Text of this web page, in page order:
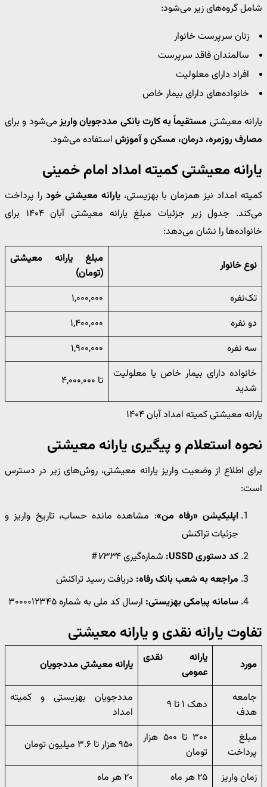
شامل گروه‌های زیر می‌شود:
زنان سرپرست خانوار
سالمندان فاقد سرپرست
افراد دارای معلولیت
خانواده‌های دارای بیمار خاص
یارانه معیشتی مستقیماً به کارت بانکی مددجویان واریزمی‌شود و برای
مصارف روزمره، درمان، مسکن و آموزش استفاده می‌شود.
یارانه معیشتی کمیته امداد امام خمینی
کمیته امداد نیز همزمان با بهزیستی،یارانه معیشتی خود را پرداخت
می‌کند. جدول زیر جزئیات مبلغ یارانه معیشتی آبان ۱۴۰۴ برای
خانواده‌ها را نشان می‌دهد:
نوع خانوار
مبلغ یارانه معیشتی
(تومان)
تک‌نفره
۱,۰۰۰,۰۰۰
دو نفره
۱,۴۰۰,۰۰۰
سه نفره
۱,۹۰۰,۰۰۰
خانواده دارای بیمار خاص یا معلولیت
شدید
تا ۴,۰۰۰,۰۰۰
یارانه معیشتی کمیته امداد آبان ۱۴۰۴
نحوه استعلام و پیگیری یارانه معیشتی
برای اطلاع از وضعیت واریز یارانه معیشتی، روش‌های زیر در دسترس
است:
اپلیکیشن «رفاه من»: مشاهده مانده حساب، تاریخ واریز و
جزئیات تراکنش
کد دستوری USSD:
شماره‌گیری ۷۳۳۴#
مراجعه به شعب بانک رفاه: دریافت رسید تراکنش
سامانه پیامکی بهزیستی: ارسال کد ملی به شماره ۳۰۰۰۰۱۲۳۴۵
تفاوت یارانه نقدی و یارانه معیشتی
مورد
یارانه نقدی
عمومی
یارانه معیشتی مددجویان
جامعه
هدف
دهک ۱ تا ۹
مددجویان بهزیستی و کمیته
امداد
مبلغ
پرداخت
۳۰۰ تا ۵۰۰ هزار
تومان
۹۵۰ هزار تا ۳.۶ میلیون تومان
زمان واریز ۲۵ هر ماه ۲۰ هر ماه